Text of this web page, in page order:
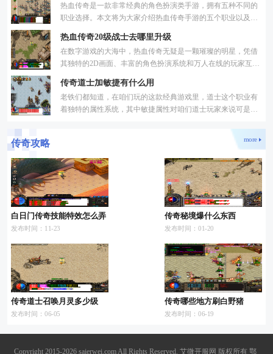
热血传奇是一款非常经典的角色扮演类手游，拥有五种不同的
职业选择。本文将为大家介绍热血传奇手游的五个职业以及选
业。
热血传奇20级战士去哪里升级
在数字游戏的大海中，热血传奇无疑是一颗璀璨的明星，凭借
其独特的2D画面、丰富的角色扮演系统和万人在线的玩家互动
游
传奇道士加敏捷有什么用
老铁们都知道，在咱们玩的这款经典游戏里，道士这个职业有
着独特的属性系统，其中敏捷属性对咱们道士玩家来说可是个
传奇攻略 more
白日门传奇技能特效怎么弄
发布时间：11-23
传奇秘境爆什么东西
发布时间：01-20
传奇道士召唤月灵多少级
发布时间：06-05
传奇哪些地方刷白野猪
发布时间：06-19
Copyright 2015-2026 saierwei.com All Rights Reserved. 艾微开服网 版权所有 鄂